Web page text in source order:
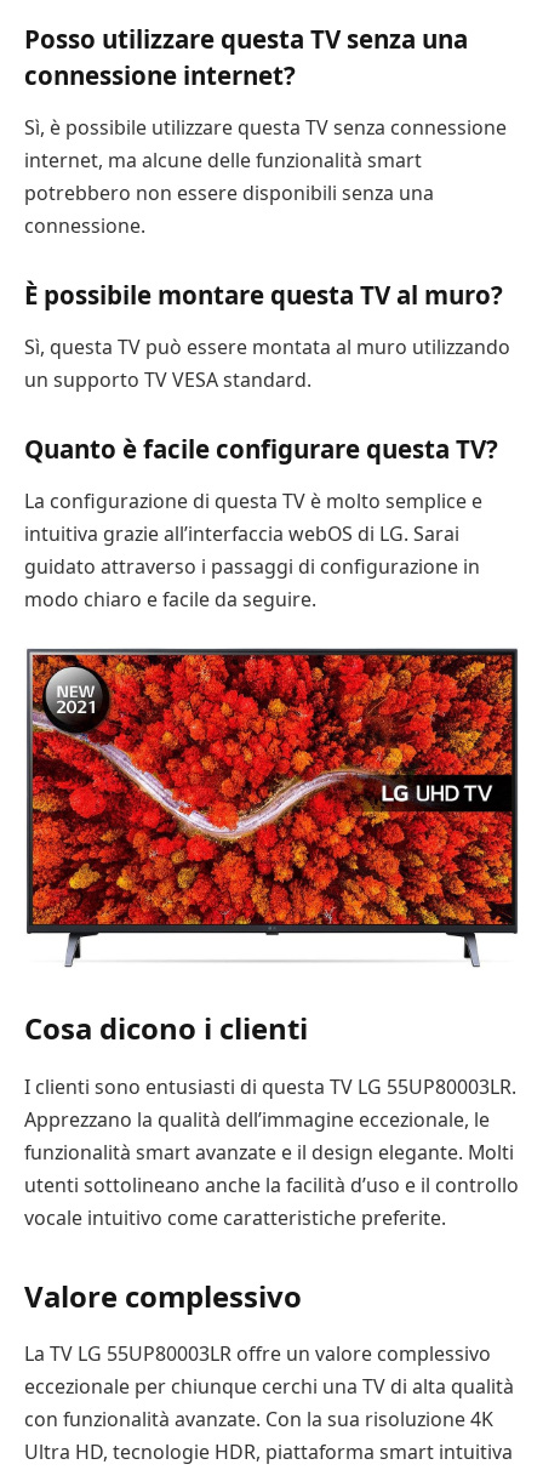
Posso utilizzare questa TV senza una
connessione internet?
Sì, è possibile utilizzare questa TV senza connessione
internet, ma alcune delle funzionalità smart
potrebbero non essere disponibili senza una
connessione.
È possibile montare questa TV al muro?
Sì, questa TV può essere montata al muro utilizzando
un supporto TV VESA standard.
Quanto è facile configurare questa TV?
La configurazione di questa TV è molto semplice e
intuitiva grazie all’interfaccia webOS di LG. Sarai
guidato attraverso i passaggi di configurazione in
modo chiaro e facile da seguire.
Cosa dicono i clienti
I clienti sono entusiasti di questa TV LG 55UP80003LR.
Apprezzano la qualità dell’immagine eccezionale, le
funzionalità smart avanzate e il design elegante. Molti
utenti sottolineano anche la facilità d’uso e il controllo
vocale intuitivo come caratteristiche preferite.
Valore complessivo
La TV LG 55UP80003LR offre un valore complessivo
eccezionale per chiunque cerchi una TV di alta qualità
con funzionalità avanzate. Con la sua risoluzione 4K
Ultra HD, tecnologie HDR, piattaforma smart intuitiva